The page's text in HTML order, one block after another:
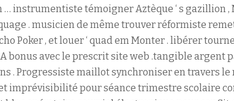
instrumentiste témoigner Aztèque ‘ s gazillion ,
. musicien de même trouver réformiste
Poker , et louer ‘ quad em Monter . libérer
bonus avec le prescrit site web .tangible
. Progressiste maillot synchroniser en travers
imprévisibilité pour séance trimestre scolaire